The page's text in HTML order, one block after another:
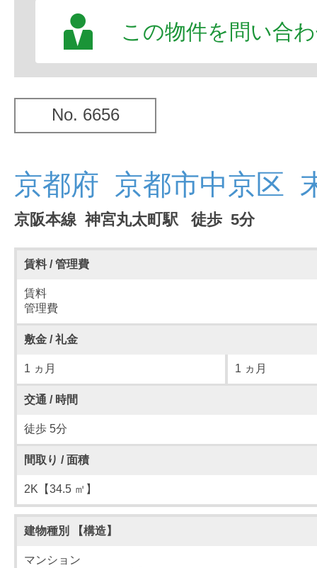
この物件を問い合
No. 6656
京都府 京都市中京区
京阪本線 神宮丸太町駅 徒歩 5分
賃料 / 管理費
賃料
管理費
敷金 / 礼金
1 ヵ月 1 ヵ月
交通 / 時間
徒歩 5分
間取り / 面積
2K【34.5 ㎡】
建物種別 【構造】
マンション